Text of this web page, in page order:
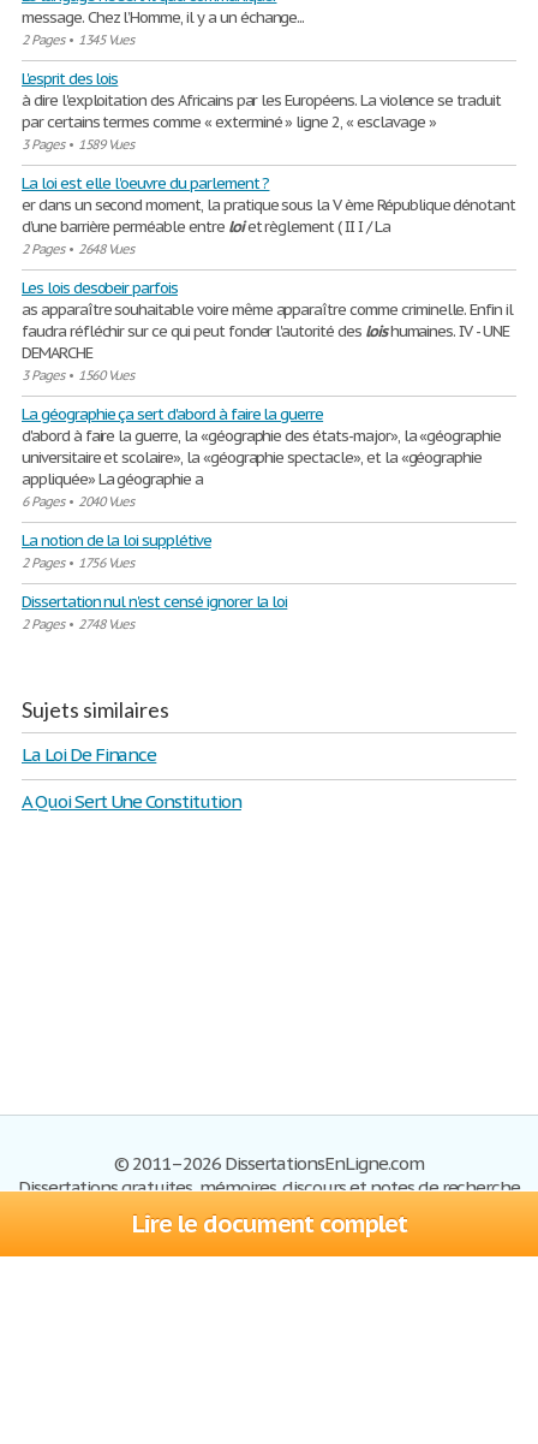
Lire le document complet
message. Chez l’Homme, il y a un échange...
2 Pages• 1345 Vues
L'esprit des lois
à dire l'exploitation des Africains par les Européens. La violence se traduit
par certains termes comme « exterminé » ligne 2, « esclavage »
3 Pages• 1589 Vues
La loi est elle l'oeuvre du parlement ?
er dans un second moment, la pratique sous la V ème République dénotant
d’une barrière perméable entre loiet règlement ( II I / La
2 Pages• 2648 Vues
Les lois desobeir parfois
as apparaître souhaitable voire même apparaître comme criminelle. Enfin il
faudra réfléchir sur ce qui peut fonder l'autorité des loishumaines. IV - UNE
DEMARCHE
3 Pages• 1560 Vues
La géographie ça sert d'abord à faire la guerre
d'abord à faire la guerre, la «géographie des états-major», la «géographie
universitaire et scolaire», la «géographie spectacle», et la «géographie
appliquée» La géographie a
6 Pages• 2040 Vues
La notion de la loi supplétive
2 Pages• 1756 Vues
Dissertation nul n'est censé ignorer la loi
2 Pages• 2748 Vues
Sujets similaires
La Loi De Finance
A Quoi Sert Une Constitution
© 2011–2026 DissertationsEnLigne.com
Dissertations gratuites, mémoires, discours et notes de recherche